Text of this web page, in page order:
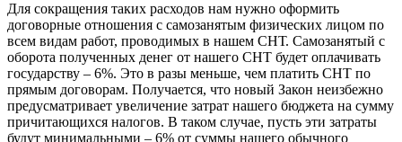
Для сокращения таких расходов нам нужно оформить
договорные отношения с самозанятым физических лицом по
всем видам работ, проводимых в нашем СНТ. Самозанятый с
оборота полученных денег от нашего СНТ будет оплачивать
государству – 6%. Это в разы меньше, чем платить СНТ по
прямым договорам. Получается, что новый Закон неизбежно
предусматривает увеличение затрат нашего бюджета на сумму
причитающихся налогов. В таком случае, пусть эти затраты
будут минимальными – 6% от суммы нашего обычного